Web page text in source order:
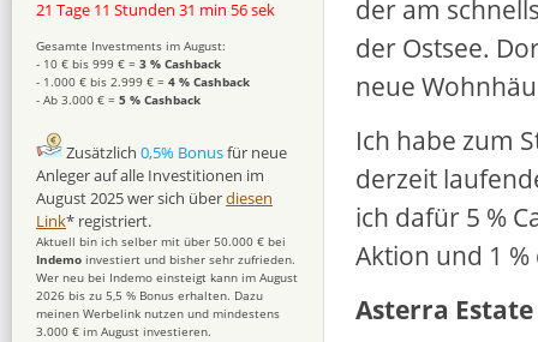
der am
der Ostsee.
neue
Ich habe zum
derzeit
ich dafür 5 %
Aktion und 1
Asterra
21 Tage 11 Stunden 31 min 55 sek
Gesamte Investments im August:
- 10 € bis 999 € = 3 % Cashback
- 1.000 € bis 2.999 € = 4 % Cashback
- Ab 3.000 € = 5 % Cashback
Zusätzlich 0,5% Bonusfür neue
Anleger auf alle Investitionen im
August 2025 wer sich überdiesen
Link* registriert.
Aktuell bin ich selber mit über 50.000 € bei
Indemo investiert und bisher sehr zufrieden.
Wer neu bei Indemo einsteigt kann im August
2026 bis zu 5,5 % Bonus erhalten. Dazu
meinen Werbelink nutzen und mindestens
3.000 € im August investieren.